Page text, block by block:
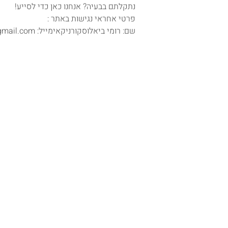
נתקלתם בבעיה? אנחנו כאן כדי לסייע!
פרטי אחראי נגישות באתר :
שם: רומי ביאלוסקורניקאימייל: